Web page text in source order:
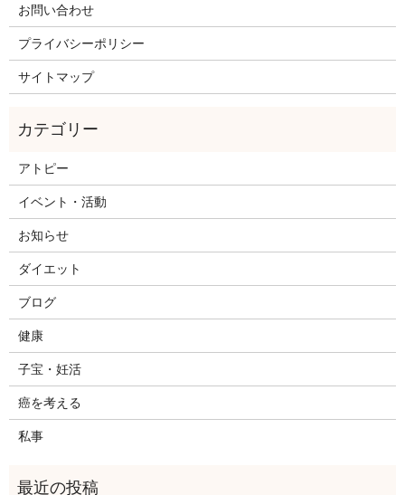
お問い合わせ
プライバシーポリシー
サイトマップ
アトピー
イベント・活動
お知らせ
ダイエット
ブログ
健康
子宝・妊活
癌を考える
私事